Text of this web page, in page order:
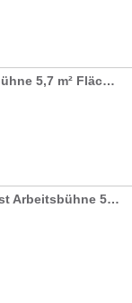
Rollgerüst 8 m Arbeitsbühne 5,7 m² Fläche Arbeitshöhe 8 m Raumgerüst Rollbock Alu Gerüst Rollgerüst
Alugerüst 6 m Rollgerüst Arbeitsbühne 5,7 m² Fläche Arbeitshöhe faltbares Raumgerüst Rollbock Alu